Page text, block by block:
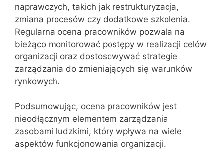
naprawczych, takich jak restrukturyzacja,
zmiana procesów czy dodatkowe szkolenia.
Regularna ocena pracowników pozwala na
bieżąco monitorować postępy w realizacji celów
organizacji oraz dostosowywać strategie
zarządzania do zmieniających się warunków
rynkowych.
Podsumowując, ocena pracowników jest
nieodłącznym elementem zarządzania
zasobami ludzkimi, który wpływa na wiele
aspektów funkcjonowania organizacji.